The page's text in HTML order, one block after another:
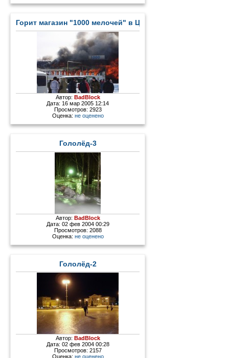
Горит магазин "1000 мелочей" в Цыгановке
Автор: BadBlock
Дата: 16 мар 2005 12:14
Просмотров: 2923
Оценка: не оценено
Гололёд-3
Автор: BadBlock
Дата: 02 фев 2004 00:29
Просмотров: 2088
Оценка: не оценено
Гололёд-2
Автор: BadBlock
Дата: 02 фев 2004 00:28
Просмотров: 2157
Оценка: не оценено